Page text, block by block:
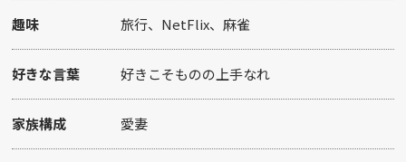
趣味 旅行、NetFlix、麻雀
好きな言葉 好きこそものの上手なれ
家族構成 愛妻